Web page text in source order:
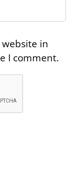
in
I comment.